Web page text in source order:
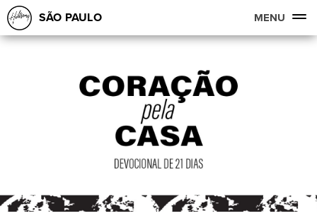
SÃO PAULO MENU